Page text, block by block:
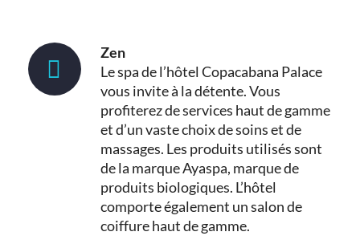
Zen
Le spa de l’hôtel Copacabana Palace
vous invite à la détente. Vous
profiterez de services haut de gamme
et d’un vaste choix de soins et de
massages. Les produits utilisés sont
de la marque Ayaspa, marque de
produits biologiques. L’hôtel
comporte également un salon de
coiffure haut de gamme.